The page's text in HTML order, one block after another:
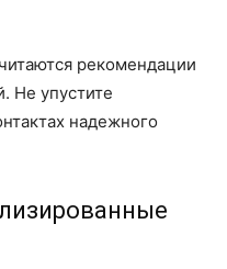
рекомендации
Не упустите
надежного